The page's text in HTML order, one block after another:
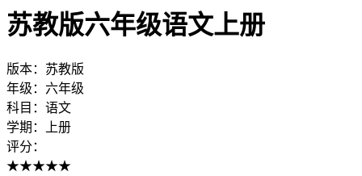
苏教版六年级语文上册
版本： 苏教版
年级： 六年级
科目： 语文
学期：
上册
评分：
★★★★★